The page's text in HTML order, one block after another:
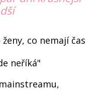
co nemají čas
neříká"